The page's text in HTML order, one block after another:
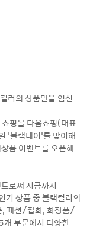
러의 상품만을 엄선
핑몰 다음쇼핑(대표
랙데이’를 맞이해
품 이벤트를 오픈해
로써 지금까지
기 상품 중 블랙컬러의
, 패션/잡화, 화장품/
부문에서 다양한